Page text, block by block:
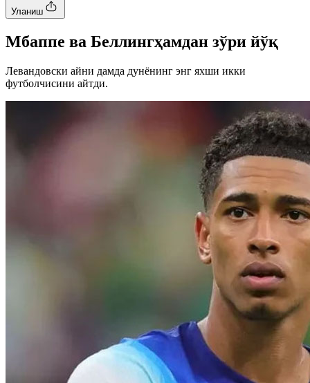
Уланиш
Мбаппе ва Беллингҳамдан зўри йўқ
Левандовски айни дамда дунёнинг энг яхши икки
футболчисини айтди.